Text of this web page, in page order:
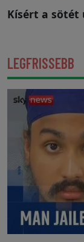
Kísért a
LEGFRISSEBB